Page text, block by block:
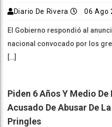
Diario De Rivera 06 Ago
El Gobierno respondió al
nacional convocado por los
[…]
Piden 6 Años Y Medio
Acusado De Abusar De
Pringles